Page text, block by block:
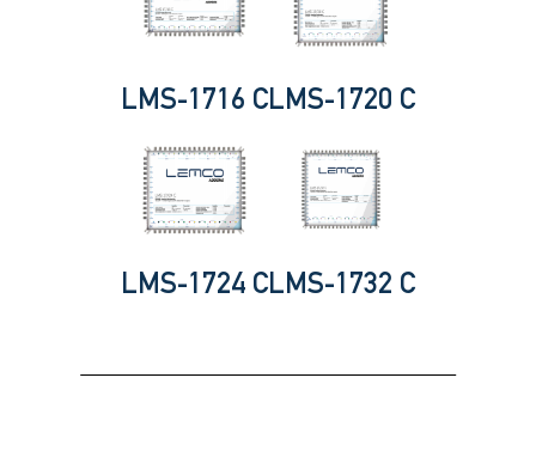
LMS-1716 CLMS-1720 C
LMS-1724 CLMS-1732 C